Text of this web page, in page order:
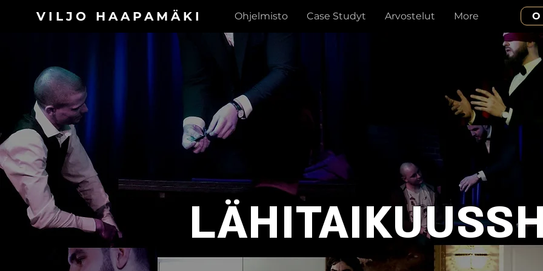
VILJO HAAPAMÄKI Ohjelmisto Case Studyt Arvostelut More